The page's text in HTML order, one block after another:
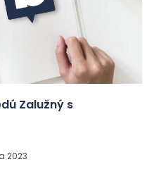
Zalužný s
2023